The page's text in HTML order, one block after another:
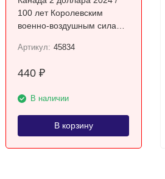
100 лет Королевским
военно-воздушным силам
монета
Артикул: 45834
440₽
В наличии
В корзину